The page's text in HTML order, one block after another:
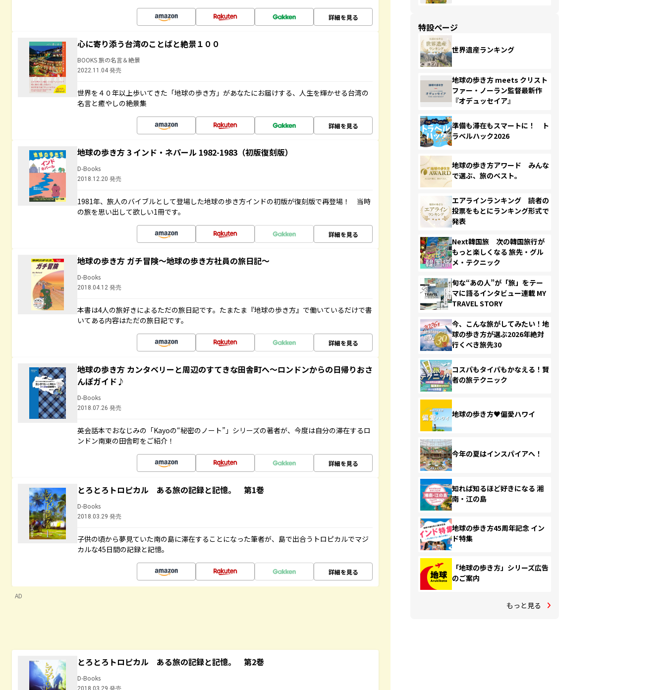
詳細を見る
心に寄り添う台湾のことばと絶景１００
BOOKS 旅の名言＆絶景
2022.11.04 発売
世界を４０年以上歩いてきた「地球の歩き方」があなたにお届けする、人生を輝かせる台湾の
名言と癒やしの絶景集
詳細を見る
地球の歩き方 3 インド・ネパール 1982-1983（初版復刻版）
D-Books
2018.12.20 発売
1981年、旅人のバイブルとして登場した地球の歩き方インドの初版が復刻版で再登場！ 当時
の旅を思い出して欲しい1冊です。
詳細を見る
地球の歩き方 ガチ冒険～地球の歩き方社員の旅日記～
D-Books
2018.04.12 発売
本書は4人の旅好きによるただの旅日記です。たまたま『地球の歩き方』で働いているだけで書
いてある内容はただの旅日記です。
詳細を見る
地球の歩き方 カンタベリーと周辺のすてきな田舎町へ～ロンドンからの日帰りおさ
んぽガイド♪
D-Books
2018.07.26 発売
英会話本でおなじみの「Kayoの“秘密のノート”」シリーズの著者が、今度は自分の滞在するロ
ンドン南東の田舎町をご紹介！
詳細を見る
とろとろトロピカル ある旅の記録と記憶。 第1巻
D-Books
2018.03.29 発売
子供の頃から夢見ていた南の島に滞在することになった筆者が、島で出合うトロピカルでマジ
カルな45日間の記録と記憶。
詳細を見る
AD
とろとろトロピカル ある旅の記録と記憶。 第2巻
D-Books
2018.03.29 発売
特設ページ
世界遺産ランキング
地球の歩き方 meets クリスト
ファー・ノーラン監督最新作
『オデュッセイア』
準備も滞在もスマートに！ ト
ラベルハック2026
地球の歩き方アワード みんな
で選ぶ、旅のベスト。
エアラインランキング 読者の
投票をもとにランキング形式で
発表
Next韓国旅 次の韓国旅行が
もっと楽しくなる 旅先・グル
メ・テクニック
旬な“あの人”が「旅」をテー
マに語るインタビュー連載 MY
TRAVEL STORY
今、こんな旅がしてみたい！地
球の歩き方が選ぶ2026年絶対
行くべき旅先30
コスパもタイパもかなえる！賢
者の旅テクニック
地球の歩き方♥偏愛ハワイ
今年の夏はインスパイアへ！
知れば知るほど好きになる 湘
南・江の島
地球の歩き方45周年記念 イン
ド特集
「地球の歩き方」シリーズ広告
のご案内
もっと見る